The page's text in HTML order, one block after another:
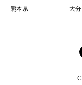
熊本県 大